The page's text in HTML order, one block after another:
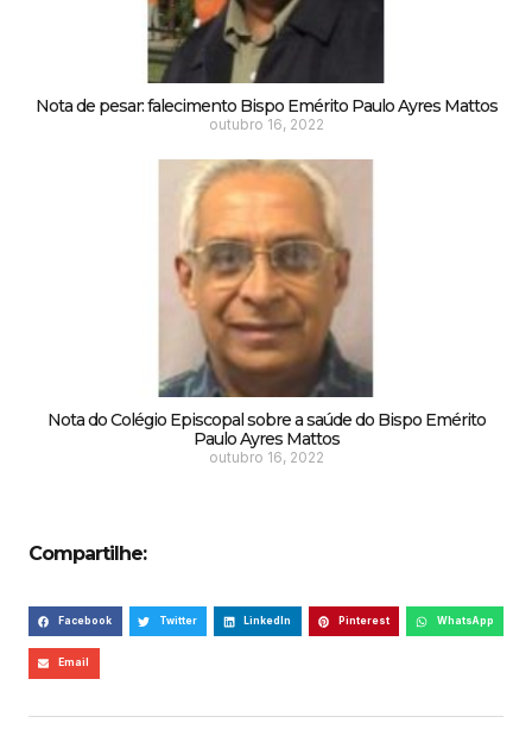
Nota de pesar: falecimento Bispo Emérito Paulo Ayres Mattos
outubro 16, 2022
Nota do Colégio Episcopal sobre a saúde do Bispo Emérito
Paulo Ayres Mattos
outubro 16, 2022
Compartilhe:
Facebook Twitter LinkedIn Pinterest WhatsApp
Email